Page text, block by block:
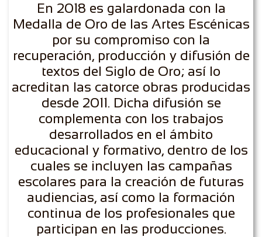
En 2018 es galardonada con la
Medalla de Oro de las Artes Escénicas
por su compromiso con la
recuperación, producción y difusión de
textos del Siglo de Oro; así lo
acreditan las catorce obras producidas
desde 2011. Dicha difusión se
complementa con los trabajos
desarrollados en el ámbito
educacional y formativo, dentro de los
cuales se incluyen las campañas
escolares para la creación de futuras
audiencias, así como la formación
continua de los profesionales que
participan en las producciones.